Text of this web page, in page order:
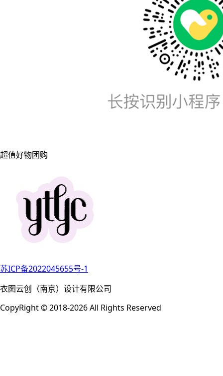
超值好物团购
苏ICP备2022045655号-1
衣图云创（南京）设计有限公司
CopyRight © 2018-2026 All Rights Reserved